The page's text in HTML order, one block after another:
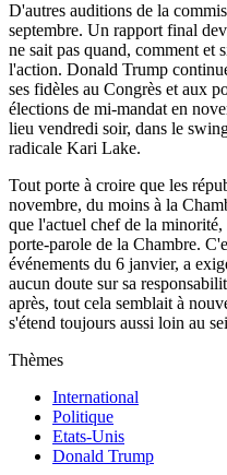
D'autres auditions de la
septembre. Un rapport final
ne sait pas quand, comment et
l'action. Donald Trump
ses fidèles au Congrès et aux
élections de mi-mandat en
lieu vendredi soir, dans le
radicale Kari Lake.
Tout porte à croire que les
novembre, du moins à la
que l'actuel chef de la
porte-parole de la Chambre.
événements du 6 janvier, a
aucun doute sur sa
après, tout cela semblait à
s'étend toujours aussi loin au
Thèmes
International
Politique
Etats-Unis
Donald Trump